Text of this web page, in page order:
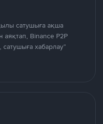
сатушыға ақша
аяқтап, Binance P2P
хабарлау”